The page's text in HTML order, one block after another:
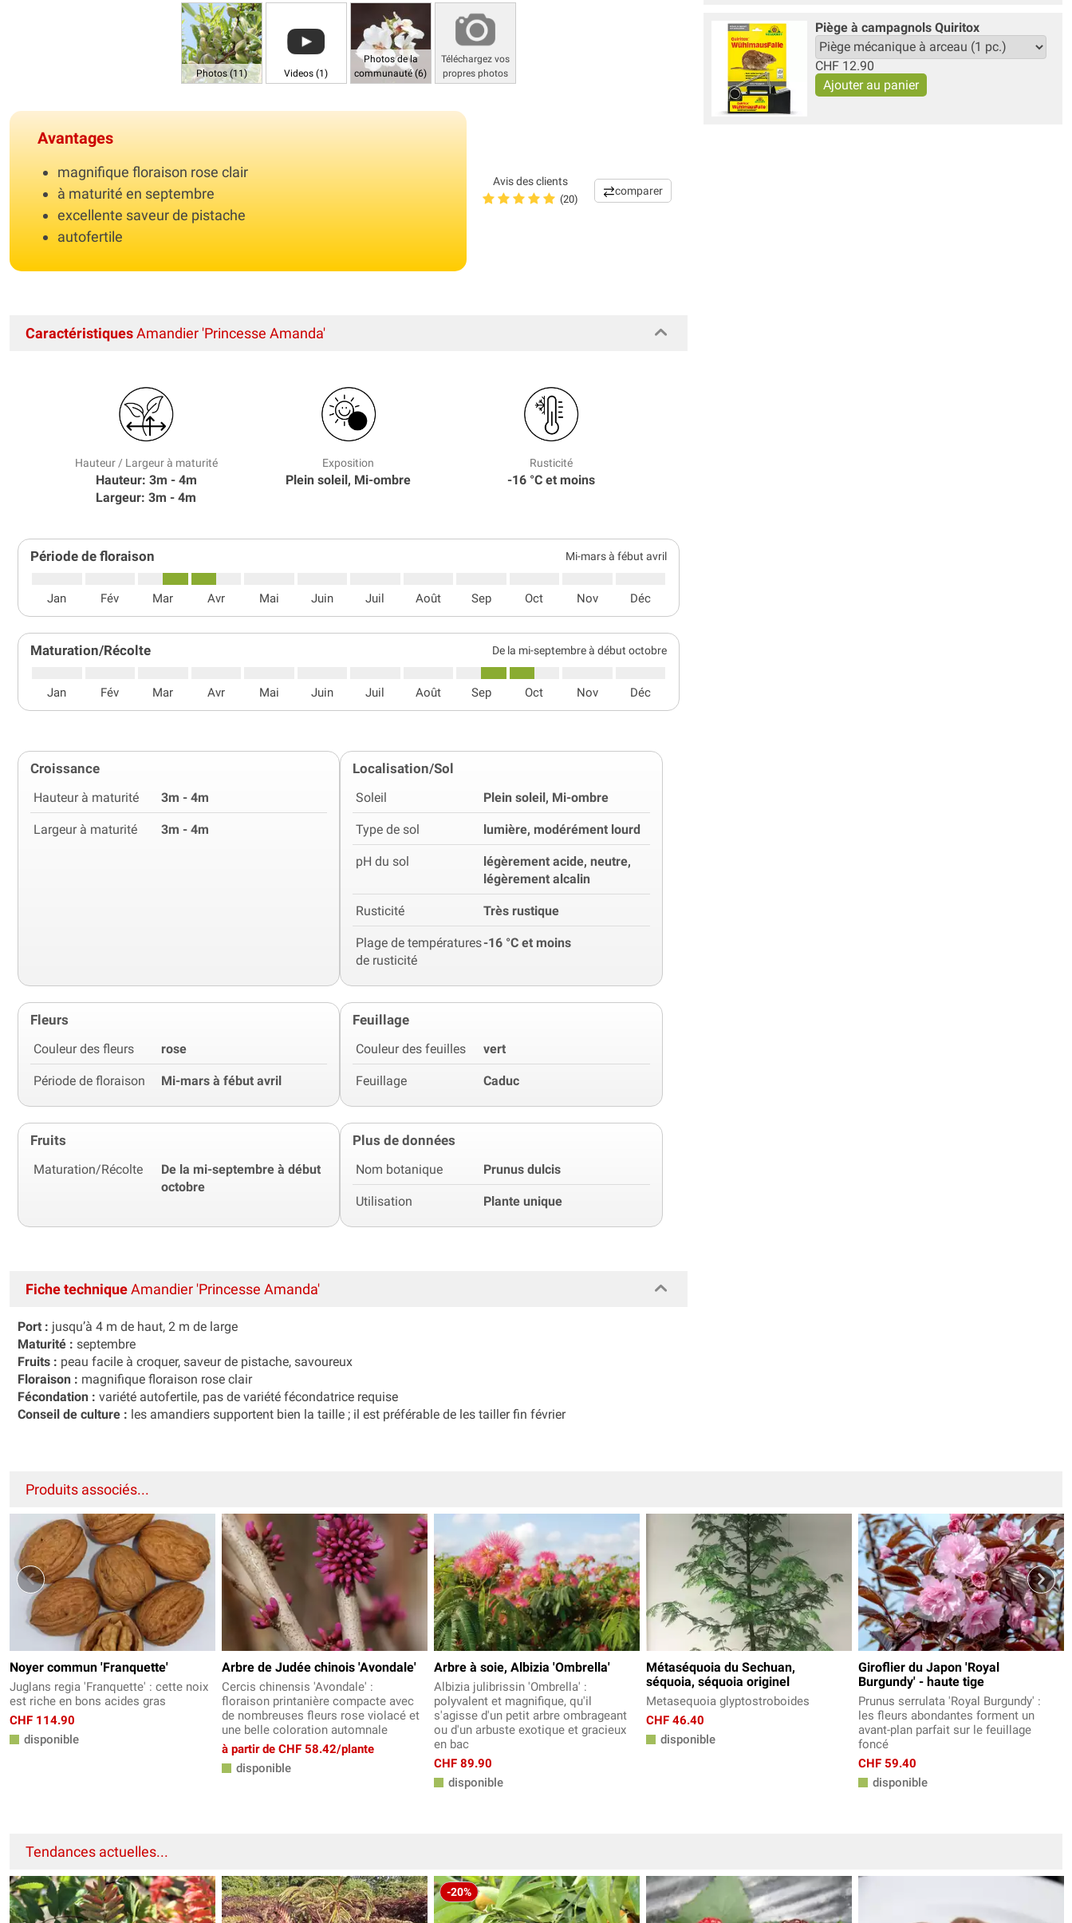
Photos (11) Videos (1)
Photos de la
communauté (6)
Téléchargez vos
propres photos
Avantages
magnifique floraison rose clair
à maturité en septembre
excellente saveur de pistache
autofertile
Avis des clients
(20)
comparer
Piège à campagnols Quiritox
CHF 12.90
CaractéristiquesAmandier 'Princesse Amanda'
Hauteur / Largeur à maturité
Hauteur: 3m - 4m
Largeur: 3m - 4m
Exposition
Plein soleil, Mi-ombre
Rusticité
-16 °C et moins
Période de floraison Mi-mars à fébut avril
Jan Fév Mar Avr Mai Juin Juil Août Sep Oct Nov Déc
Maturation/Récolte De la mi-septembre à début octobre
Jan Fév Mar Avr Mai Juin Juil Août Sep Oct Nov Déc
Croissance
Hauteur à maturité 3m - 4m
Largeur à maturité 3m - 4m
Localisation/Sol
Soleil Plein soleil, Mi-ombre
Type de sol lumière, modérément lourd
pH du sol
légèrement acide, neutre,
légèrement alcalin
Rusticité Très rustique
Plage de températures
de rusticité
-16 °C et moins
Fleurs
Couleur des fleurs rose
Période de floraison Mi-mars à fébut avril
Feuillage
Couleur des feuilles vert
Feuillage Caduc
Fruits
Maturation/Récolte
De la mi-septembre à début
octobre
Plus de données
Nom botanique Prunus dulcis
Utilisation Plante unique
Fiche techniqueAmandier 'Princesse Amanda'
Port : jusqu’à 4 m de haut, 2 m de large
Maturité : septembre
Fruits : peau facile à croquer, saveur de pistache, savoureux
Floraison : magnifique floraison rose clair
Fécondation : variété autofertile, pas de variété fécondatrice requise
Conseil de culture : les amandiers supportent bien la taille ; il est préférable de les tailler fin février
Produits associés...
Noyer commun 'Franquette'
Juglans regia 'Franquette' : cette noix
est riche en bons acides gras
CHF 114.90
disponible
Arbre de Judée chinois 'Avondale'
Cercis chinensis 'Avondale' :
floraison printanière compacte avec
de nombreuses fleurs rose violacé et
une belle coloration automnale
à partir de CHF 58.42/plante
disponible
Arbre à soie, Albizia 'Ombrella'
Albizia julibrissin 'Ombrella' :
polyvalent et magnifique, qu'il
s'agisse d'un petit arbre ombrageant
ou d'un arbuste exotique et gracieux
en bac
CHF 89.90
disponible
Métaséquoia du Sechuan,
séquoia, séquoia originel
Metasequoia glyptostroboides
CHF 46.40
disponible
Giroflier du Japon 'Royal
Burgundy' - haute tige
Prunus serrulata 'Royal Burgundy' :
les fleurs abondantes forment un
avant-plan parfait sur le feuillage
foncé
CHF 59.40
disponible
Tendances actuelles...
-20%